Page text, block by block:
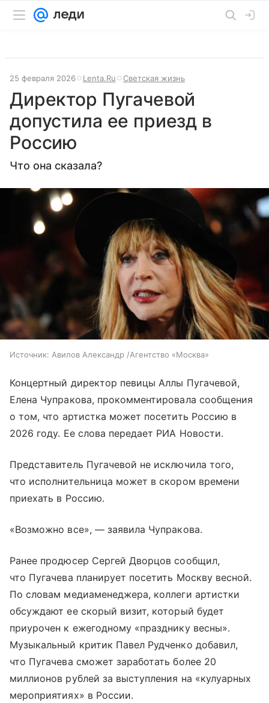
25 февраля 2026 Lenta.Ru Светская жизнь
Директор Пугачевой
допустила ее приезд в
Россию
Что она сказала?
Источник: Авилов Александр /Агентство «Москва»
Концертный директор певицы Аллы Пугачевой,
Елена Чупракова, прокомментировала сообщения
о том, что артистка может посетить Россию в
2026 году. Ее слова передает РИА Новости.
Представитель Пугачевой не исключила того,
что исполнительница может в скором времени
приехать в Россию.
«Возможно все», — заявила Чупракова.
Ранее продюсер Сергей Дворцов сообщил,
что Пугачева планирует посетить Москву весной.
По словам медиаменеджера, коллеги артистки
обсуждают ее скорый визит, который будет
приурочен к ежегодному «празднику весны».
Музыкальный критик Павел Рудченко добавил,
что Пугачева сможет заработать более 20
миллионов рублей за выступления на «кулуарных
мероприятиях» в России.